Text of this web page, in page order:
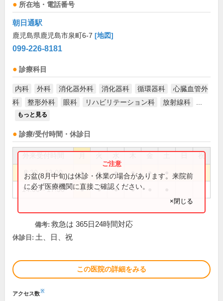
所在地・電話番号
朝日通駅
鹿児島県鹿児島市泉町6-7 [地図]
099-226-8181
診療科目
内科 外科 消化器外科 消化器科 循環器科
心臓血管外
科
整形外科 眼科 リハビリテーション科 放射線科
もっと見る
診療/受付時間・休診日
祝
8:30～13:00 ● ● ● ● ●
14:00～17:30 ● ● ● ●
お盆(8月中旬)は休診・休業の場合があります。来院前
に必ず医療機関に直接ご確認ください。
×閉じる
備考: 救急は 365日24時間対応
休診日: 土、日、祝
この医院の詳細をみる
アクセス数※